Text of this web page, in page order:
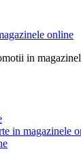
online
in
in magazinele